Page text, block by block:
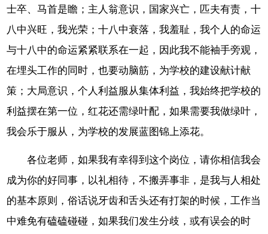
士卒、马首是瞻；主人翁意识，国家兴亡，匹夫有责，十
八中兴旺，我光荣；十八中衰落，我羞耻，我个人的命运
与十八中的命运紧紧联系在一起，因此我不能袖手旁观，
在埋头工作的同时，也要动脑筋，为学校的建设献计献
策；大局意识，个人利益服从集体利益，我始终把学校的
利益摆在第一位，红花还需绿叶配，如果需要我做绿叶，
我会乐于服从，为学校的发展蓝图锦上添花。
各位老师，如果我有幸得到这个岗位，请你相信我会
成为你的好同事，以礼相待，不搬弄事非，是我与人相处
的基本原则，俗话说牙齿和舌头还有打架的时候，工作当
中难免有磕磕碰碰，如果我们发生分歧，或有误会的时